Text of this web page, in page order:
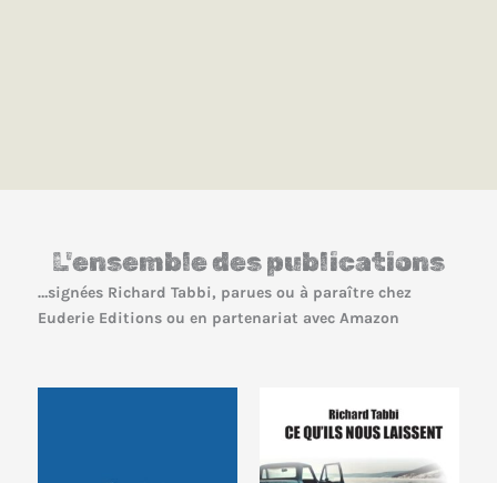
L'ensemble des publications
…signées Richard Tabbi, parues ou à paraître chez
Euderie Editions ou en partenariat avec Amazon